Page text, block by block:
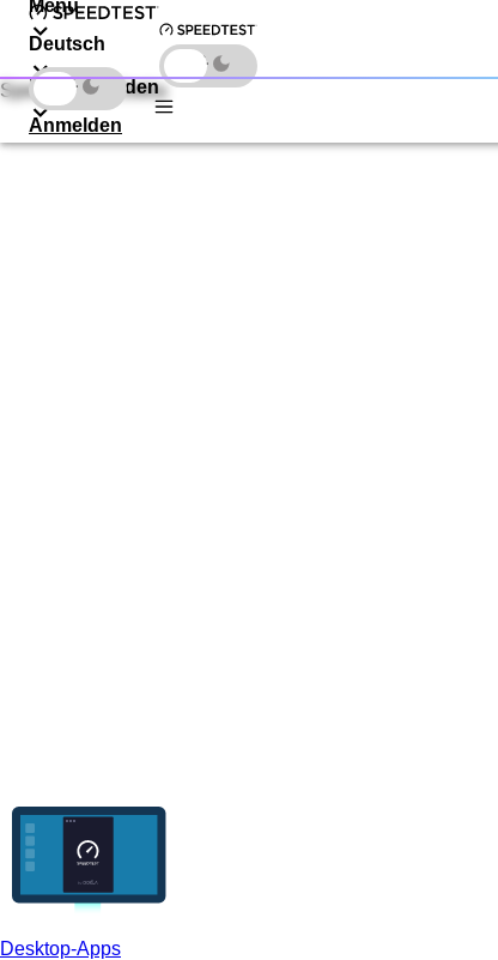
Menu
Deutsch
Herunterladen
Anmelden
Speedtest by Ookla
Desktop-Apps